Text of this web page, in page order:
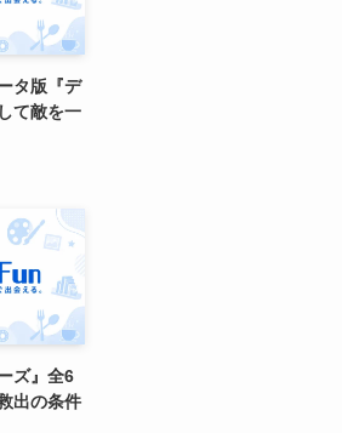
タ版『デ
て敵を一
ズ』全6
出の条件